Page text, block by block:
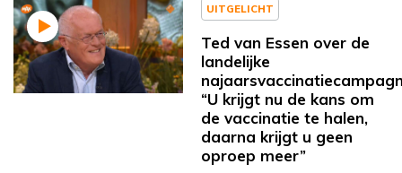
UITGELICHT
Ted van Essen over de
landelijke
“U krijgt nu de kans om
de vaccinatie te halen,
daarna krijgt u geen
oproep meer”